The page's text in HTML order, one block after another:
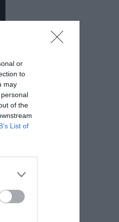
or
to
may
of the
List of